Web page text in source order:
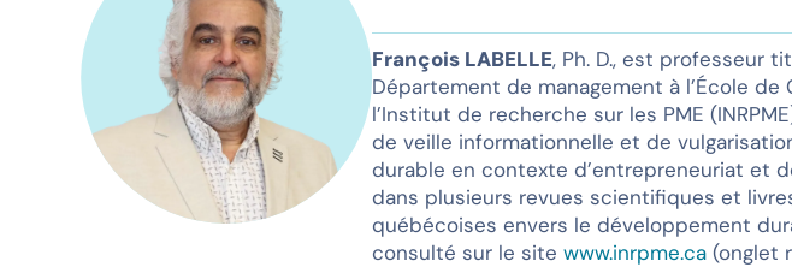
François LABELLE, Ph. D., est professeur
Département de management à l’École
l’Institut de recherche sur les PME
de veille informationnelle et de
durable en contexte d’entrepreneuriat et
dans plusieurs revues scientifiques et
québécoises envers le développement
consulté sur le sitewww.inrpme.ca (onglet